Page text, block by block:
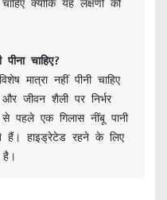
क्योंकि यह लक्षणों को
चाहिए?
मात्रा नहीं पीनी चाहिए
जीवन शैली पर निर्भर
पहले एक गिलास नींबू पानी
हैं। हाइड्रेटेड रहने के लिए
है।